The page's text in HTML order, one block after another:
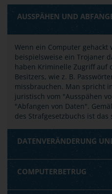
AUSSPÄHEN UND
Wenn ein Computer gehackt
beispielsweise ein Trojaner
haben Kriminelle Zugriff auf
Besitzers, wie z. B.
missbrauchen. Man spricht
juristisch vom "Ausspähen
"Abfangen von Daten".
des Strafgesetzbuchs ist das
DATENVERÄNDERUNG
COMPUTERBETRUG